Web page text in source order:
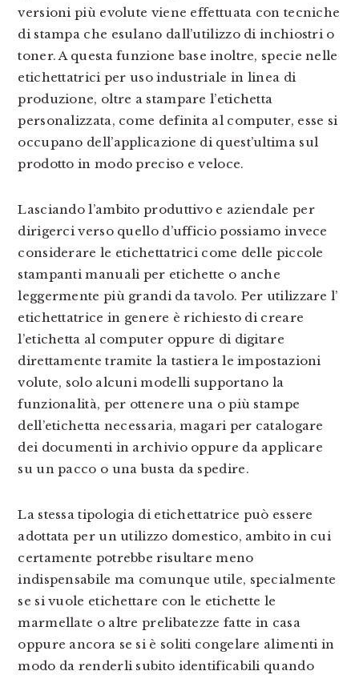
versioni più evolute viene effettuata con tecniche
di stampa che esulano dall’utilizzo di inchiostri o
toner. A questa funzione base inoltre, specie nelle
etichettatrici per uso industriale in linea di
produzione, oltre a stampare l’etichetta
personalizzata, come definita al computer, esse si
occupano dell’applicazione di quest’ultima sul
prodotto in modo preciso e veloce.
Lasciando l’ambito produttivo e aziendale per
dirigerci verso quello d’ufficio possiamo invece
considerare le etichettatrici come delle piccole
stampanti manuali per etichette o anche
leggermente più grandi da tavolo. Per utilizzare l’
etichettatrice in genere è richiesto di creare
l’etichetta al computer oppure di digitare
direttamente tramite la tastiera le impostazioni
volute, solo alcuni modelli supportano la
funzionalità, per ottenere una o più stampe
dell’etichetta necessaria, magari per catalogare
dei documenti in archivio oppure da applicare
su un pacco o una busta da spedire.
La stessa tipologia di etichettatrice può essere
adottata per un utilizzo domestico, ambito in cui
certamente potrebbe risultare meno
indispensabile ma comunque utile, specialmente
se si vuole etichettare con le etichette le
marmellate o altre prelibatezze fatte in casa
oppure ancora se si è soliti congelare alimenti in
modo da renderli subito identificabili quando